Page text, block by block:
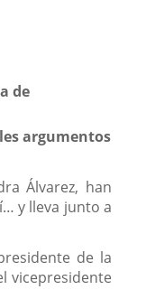
de
argumentos
Álvarez, han
y lleva junto a
de la
vicepresidente